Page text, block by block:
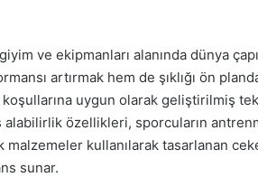
ve ekipmanları alanında dünya
artırmak hem de şıklığı ön
uygun olarak geliştirilmiş
özellikleri, sporcuların
malzemeler kullanılarak tasarlanan
sunar.